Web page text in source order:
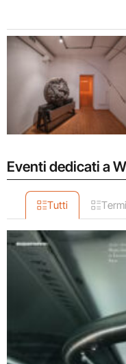
Eventi dedicati a
Tutti